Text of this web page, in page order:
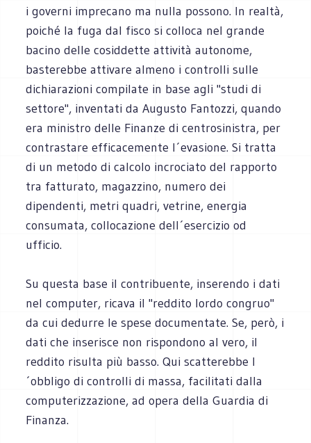
i governi imprecano ma nulla possono. In realtà,
poiché la fuga dal fisco si colloca nel grande
bacino delle cosiddette attività autonome,
basterebbe attivare almeno i controlli sulle
dichiarazioni compilate in base agli "studi di
settore", inventati da Augusto Fantozzi, quando
era ministro delle Finanze di centrosinistra, per
contrastare efficacemente l´evasione. Si tratta
di un metodo di calcolo incrociato del rapporto
tra fatturato, magazzino, numero dei
dipendenti, metri quadri, vetrine, energia
consumata, collocazione dell´esercizio od
ufficio.
Su questa base il contribuente, inserendo i dati
nel computer, ricava il "reddito lordo congruo"
da cui dedurre le spese documentate. Se, però, i
dati che inserisce non rispondono al vero, il
reddito risulta più basso. Qui scatterebbe l
´obbligo di controlli di massa, facilitati dalla
computerizzazione, ad opera della Guardia di
Finanza.